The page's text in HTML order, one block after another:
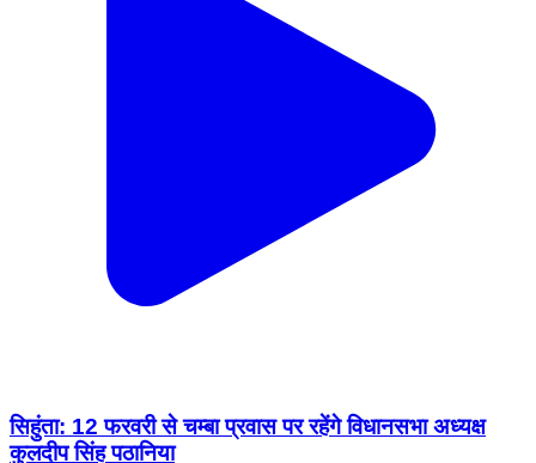
सिहुंता: 12 फरवरी से चम्बा प्रवास पर रहेंगे विधानसभा अध्यक्ष
कुलदीप सिंह पठानिया